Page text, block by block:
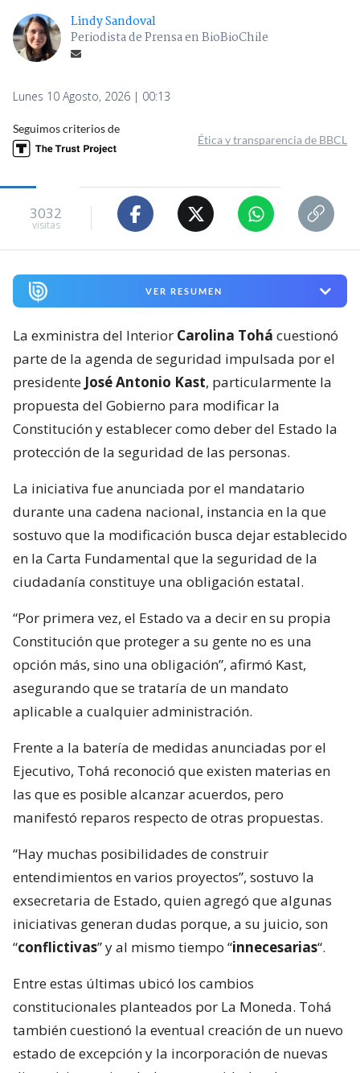
Lindy Sandoval
Periodista de Prensa en BioBioChile
Lunes 10 Agosto, 2026 | 00:13
Seguimos criterios de
Ética y transparencia de BBCL
3032
visitas
VER RESUMEN
La exministra del Interior Carolina Tohá cuestionó
parte de la agenda de seguridad impulsada por el
presidente José Antonio Kast, particularmente la
propuesta del Gobierno para modificar la
Constitución y establecer como deber del Estado la
protección de la seguridad de las personas.
La iniciativa fue anunciada por el mandatario
durante una cadena nacional, instancia en la que
sostuvo que la modificación busca dejar establecido
en la Carta Fundamental que la seguridad de la
ciudadanía constituye una obligación estatal.
“Por primera vez, el Estado va a decir en su propia
Constitución que proteger a su gente no es una
opción más, sino una obligación”, afirmó Kast,
asegurando que se trataría de un mandato
aplicable a cualquier administración.
Frente a la batería de medidas anunciadas por el
Ejecutivo, Tohá reconoció que existen materias en
las que es posible alcanzar acuerdos, pero
manifestó reparos respecto de otras propuestas.
“Hay muchas posibilidades de construir
entendimientos en varios proyectos”, sostuvo la
exsecretaria de Estado, quien agregó que algunas
iniciativas generan dudas porque, a su juicio, son
“conflictivas” y al mismo tiempo “innecesarias“.
Entre estas últimas ubicó los cambios
constitucionales planteados por La Moneda. Tohá
también cuestionó la eventual creación de un nuevo
estado de excepción y la incorporación de nuevas